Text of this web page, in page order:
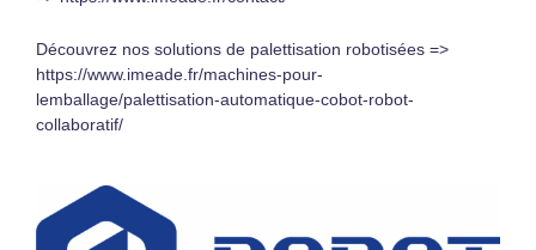
Découvrez nos solutions de palettisation robotisées =>
https://www.imeade.fr/machines-pour-
lemballage/palettisation-automatique-cobot-robot-
collaboratif/